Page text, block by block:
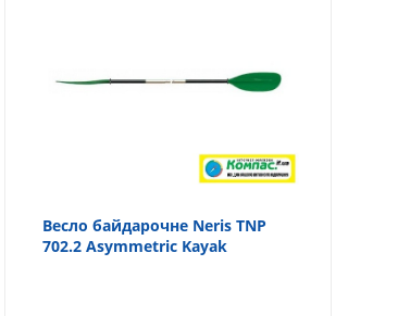
Весло байдарочне Neris TNP
702.2 Asymmetric Kayak